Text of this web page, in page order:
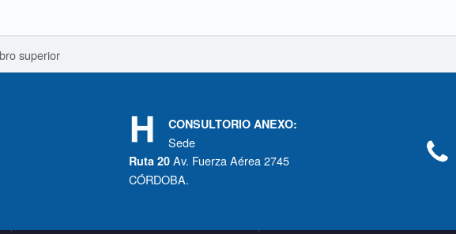
superior
CONSULTORIO ANEXO:
Sede
Ruta 20Av. Fuerza Aérea 2745
CÓRDOBA.